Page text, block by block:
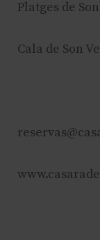
Platges de
Cala de Son